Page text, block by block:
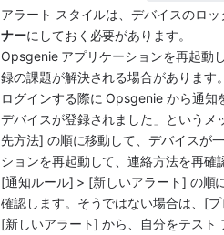
アラート スタイルは、デバイスのロ
ナーにしておく必要があります。
Opsgenie アプリケーションを再起動
録の課題が解決される場合があります。
ログインする際に Opsgenie から通知
デバイスが登録されました」という
先方法] の順に移動して、デバイスが
ションを再起動して、連絡方法を再確
[通知ルール] > [新しいアラート] の順
確認します。そうではない場合は、 [プ
[新しいアラート] から、自分をテスト